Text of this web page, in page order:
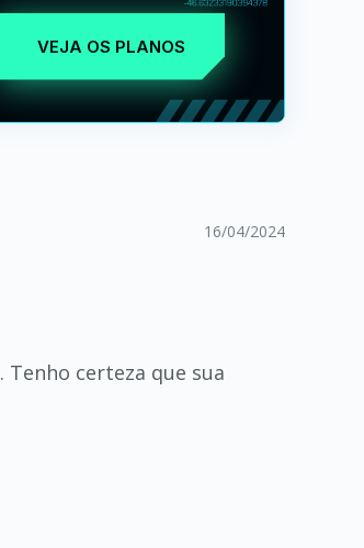
VEJA OS PLANOS
16/04/2024
certeza que sua